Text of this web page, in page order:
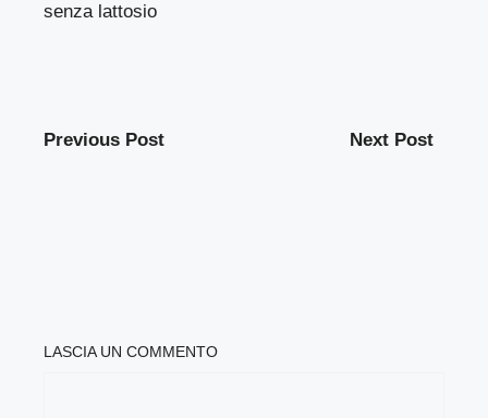
senza lattosio
Previous Post Next Post
LASCIA UN COMMENTO